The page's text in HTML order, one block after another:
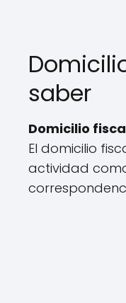
saber
Domicilio
El domicilio
actividad